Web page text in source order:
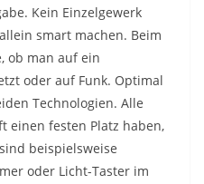
Kein Einzelgewerk
smart machen. Beim
ob man auf ein
oder auf Funk. Optimal
Technologien. Alle
einen festen Platz haben,
beispielsweise
oder Licht-Taster im